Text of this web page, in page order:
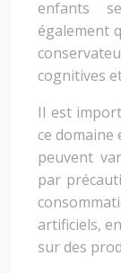
enfants
également
cognitives
Il est
ce domaine
peuvent
par
artificiels,
sur des